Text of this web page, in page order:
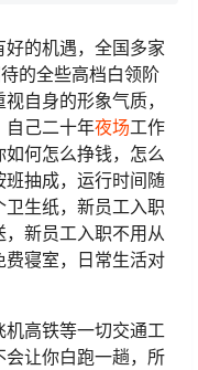
的机遇，全国多家
的全些高档白领阶
自身的形象气质，
自己二十年夜场工作
何怎么挣钱，怎么
抽成，运行时间随
生纸，新员工入职
新员工入职不用从
寝室，日常生活对
高铁等一切交通工
让你白跑一趟，所